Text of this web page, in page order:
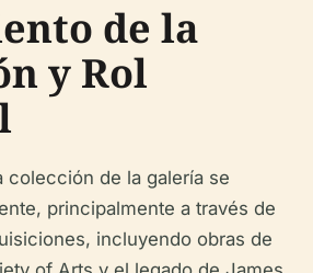
de la
y Rol
colección de la galería se
principalmente a través de
incluyendo obras de